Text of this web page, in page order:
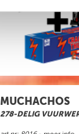
MUCHACHOS
278-DELIG